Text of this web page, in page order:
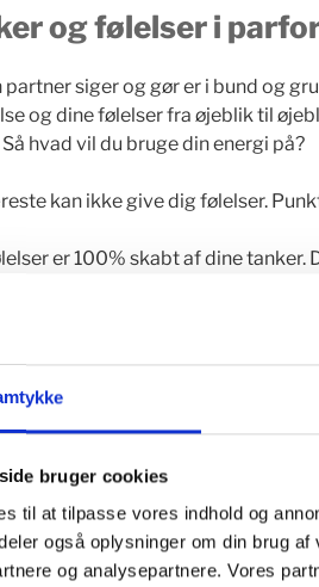
bruger cookies
til at tilpasse vores indhold og
også oplysninger om din brug
og analysepartnere. Vores
og følelser i
partner siger og gør er i bund og
og dine følelser fra øjeblik til
hvad vil du bruge din energi på?
kan ikke give dig følelser.
er 100% skabt af dine
i parforhold
ikke styre dine tanker, men du kan
dit fokus? Har du fejlfinderfokus
eller det tiltrængte knald?